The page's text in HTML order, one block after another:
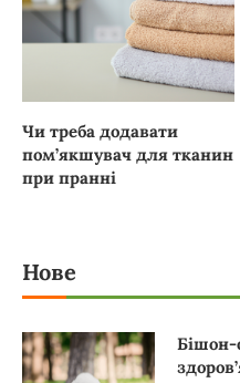
Чи треба додавати
пом’якшувач для тканин
при пранні
Нове
Бішон-